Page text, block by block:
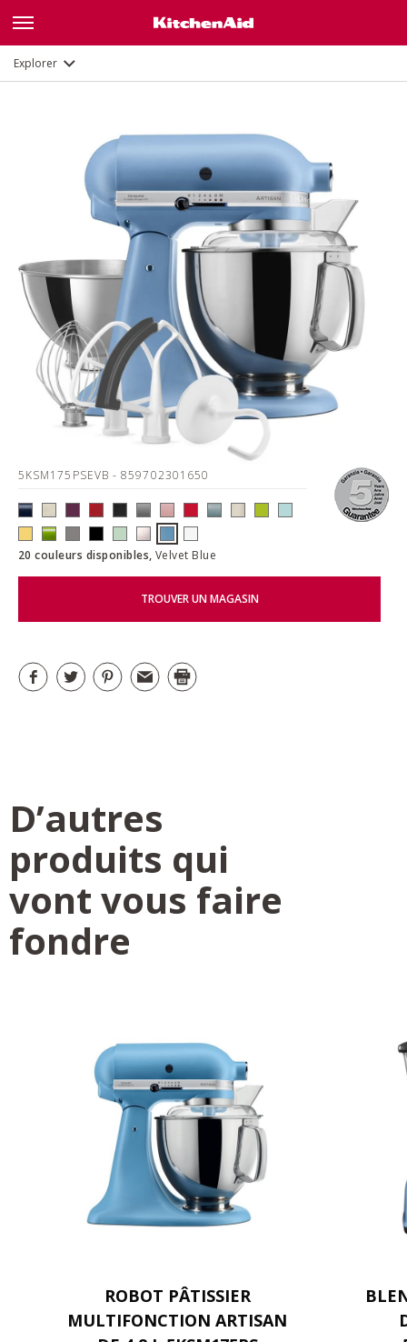
Explorer
5KSM175PSEVB- 859702301650
20 couleurs disponibles, Velvet Blue
TROUVER UN MAGASIN
D’autres
produits qui
vont vous faire
fondre
ROBOT PÂTISSIER
MULTIFONCTION ARTISAN